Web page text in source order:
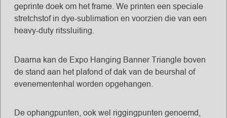
geprinte doek om het frame. We printen een speciale
stretchstof in dye-sublimation en voorzien die van een
heavy-duty ritssluiting.
Daarna kan de Expo Hanging Banner Triangle boven
de stand aan het plafond of dak van de beurshal of
evenementenhal worden opgehangen.
De ophangpunten, ook wel riggingpunten genoemd,